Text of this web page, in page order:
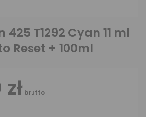
425 T1292 Cyan 11 ml
Reset + 100ml
brutto